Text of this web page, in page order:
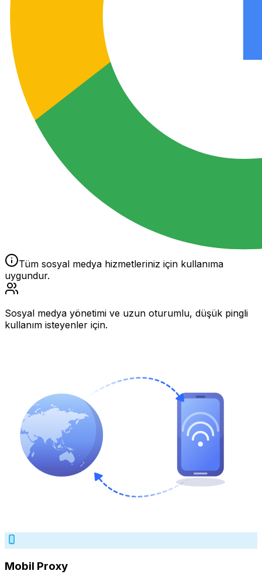
Tüm sosyal medya hizmetleriniz için kullanıma
uygundur.
Sosyal medya yönetimi ve uzun oturumlu, düşük pingli
kullanım isteyenler için.
Mobil Proxy